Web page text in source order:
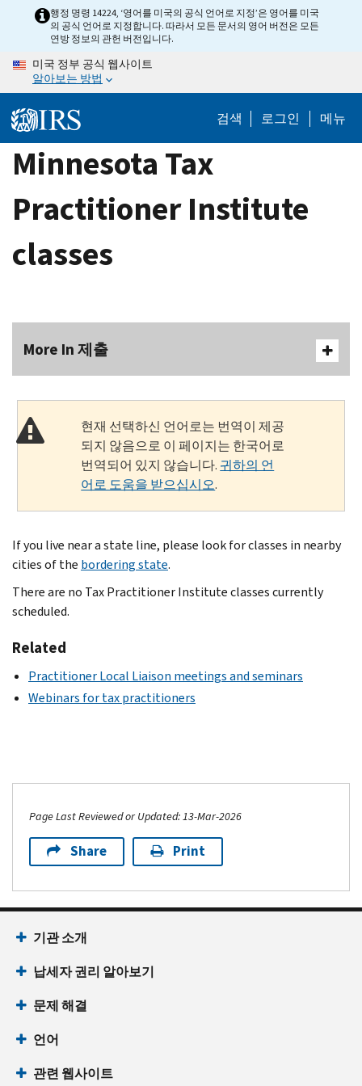
content
행정 명령 14224, ‘영어를 미국의 공식 언어로 지정’은 영어를 미국
의 공식 언어로 지정합니다. 따라서 모든 문서의 영어 버전은 모든
연방 정보의 관헌 버전입니다.
미국 정부 공식 웹사이트
알아보는 방법
검색 로그인 메뉴
Minnesota Tax
Practitioner Institute
classes
More In 제출
현재 선택하신 언어로는 번역이 제공
되지 않음으로 이 페이지는 한국어로
번역되어 있지 않습니다. 귀하의 언
어로 도움을 받으십시오.
If you live near a state line, please look for classes in nearby
cities of the bordering state.
There are no Tax Practitioner Institute classes currently
scheduled.
Related
Practitioner Local Liaison meetings and seminars
Webinars for tax practitioners
Page Last Reviewed or Updated: 13-Mar-2026
Share Print
기관 소개
납세자 권리 알아보기
문제 해결
언어
관련 웹사이트